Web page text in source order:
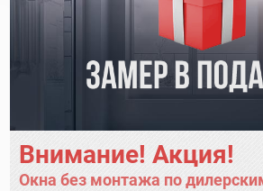
Внимание! Акция!
Окна без монтажа по